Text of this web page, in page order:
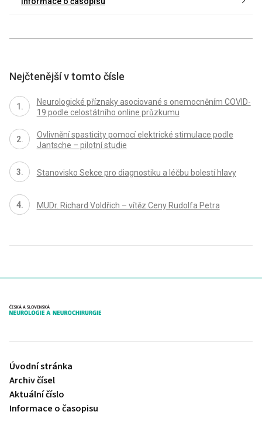
Nejčtenější v tomto čísle
Neurologické příznaky asociované s onemocněním COVID-
19 podle celostátního online průzkumu
Ovlivnění spasticity pomocí elektrické stimulace podle
Jantsche – pilotní studie
Stanovisko Sekce pro diagnostiku a léčbu bolestí hlavy
MUDr. Richard Voldřich – vítěz Ceny Rudolfa Petra
proLékaře.cz
Úvodní stránka
Archiv čísel
Aktuální číslo
Informace o časopisu